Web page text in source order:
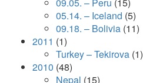
05.14. – Iceland (5)
09.18. – Bolivia (11)
2011 (1)
Turkey – Tekirova (1)
2010 (48)
Nepal (15)